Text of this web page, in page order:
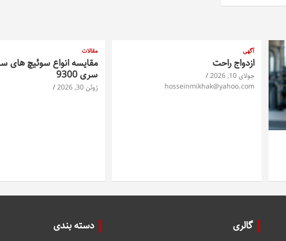
آگهی
ازدواج راحت
جولای 10, 2026
hosseinmikhak@yahoo.com
مقالات
مقایسه انواع سوئیچ های
سری 9300
ژوئن 30, 2026
گالری دسته بندی